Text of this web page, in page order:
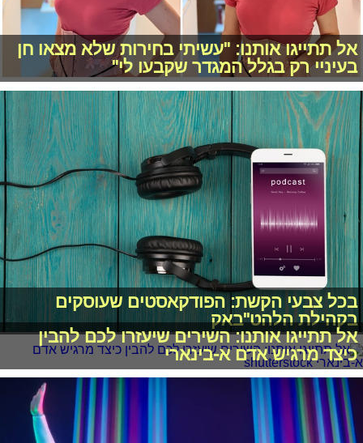
אל תתייגו אותנו: "עשיתי בחירות שלא מצאו חן
בעיניי רק בגלל המגדר שקבעו לי"
בכל צבעי הקשת: הפודקאסטים שעוסקים
בקהילת הלהט"באק
אל תתייגו אותנו: השירים שיעזרו לכם להבין
כיצד מרגיש אדם א-בינארי